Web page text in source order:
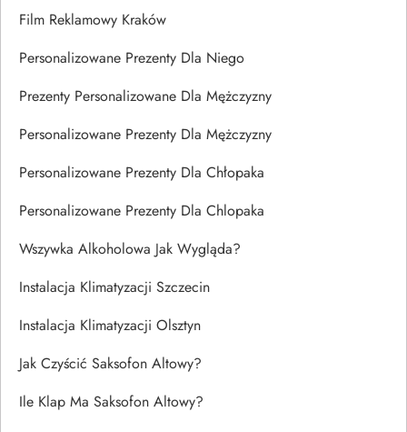
Film Reklamowy Kraków
Personalizowane Prezenty Dla Niego
Prezenty Personalizowane Dla Mężczyzny
Personalizowane Prezenty Dla Mężczyzny
Personalizowane Prezenty Dla Chłopaka
Personalizowane Prezenty Dla Chlopaka
Wszywka Alkoholowa Jak Wygląda?
Instalacja Klimatyzacji Szczecin
Instalacja Klimatyzacji Olsztyn
Jak Czyścić Saksofon Altowy?
Ile Klap Ma Saksofon Altowy?